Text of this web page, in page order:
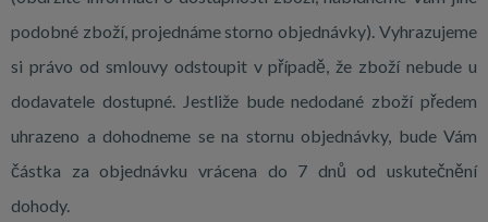
podobné zboží, projednáme storno objednávky). Vyhrazujeme
si právo od smlouvy odstoupit v případě, že zboží nebude u
dodavatele dostupné. Jestliže bude nedodané zboží předem
uhrazeno a dohodneme se na stornu objednávky, bude Vám
částka za objednávku vrácena do 7 dnů od uskutečnění
dohody.